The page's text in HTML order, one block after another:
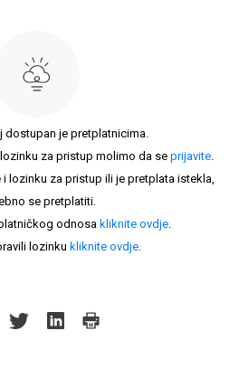
dostupan je pretplatnicima.
za pristup molimo da se prijavite.
lozinku za pristup ili je pretplata istekla,
se pretplatiti.
odnosa kliknite ovdje.
lozinku kliknite ovdje.